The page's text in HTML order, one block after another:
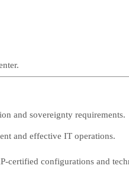
and sovereignty requirements.
and effective IT operations.
certified configurations and